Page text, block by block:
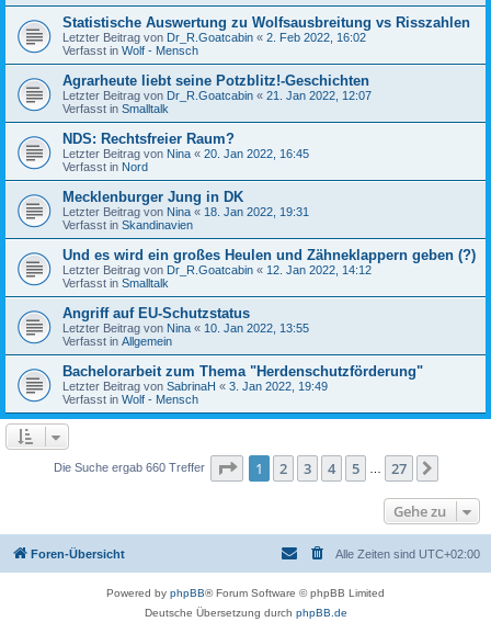
Statistische Auswertung zu Wolfsausbreitung vs Risszahlen
Letzter Beitrag von Dr_R.Goatcabin « 2. Feb 2022, 16:02
Verfasst in Wolf - Mensch
Agrarheute liebt seine Potzblitz!-Geschichten
Letzter Beitrag von Dr_R.Goatcabin « 21. Jan 2022, 12:07
Verfasst in Smalltalk
NDS: Rechtsfreier Raum?
Letzter Beitrag von Nina « 20. Jan 2022, 16:45
Verfasst in Nord
Mecklenburger Jung in DK
Letzter Beitrag von Nina « 18. Jan 2022, 19:31
Verfasst in Skandinavien
Und es wird ein großes Heulen und Zähneklappern geben (?)
Letzter Beitrag von Dr_R.Goatcabin « 12. Jan 2022, 14:12
Verfasst in Smalltalk
Angriff auf EU-Schutzstatus
Letzter Beitrag von Nina « 10. Jan 2022, 13:55
Verfasst in Allgemein
Bachelorarbeit zum Thema "Herdenschutzförderung"
Letzter Beitrag von SabrinaH « 3. Jan 2022, 19:49
Verfasst in Wolf - Mensch
Die Suche ergab 660 Treffer Seite 1von 27
1 2 3 4 5 27
Gehe zu
Foren-Übersicht Alle Zeiten sind UTC+02:00
Powered by phpBB® Forum Software © phpBB Limited
Deutsche Übersetzung durch phpBB.de